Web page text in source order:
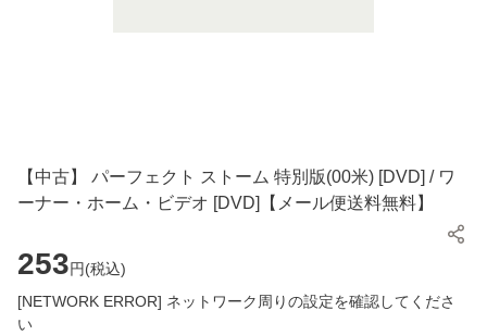
【中古】 パーフェクト ストーム 特別版(00米) [DVD] / ワ
ーナー・ホーム・ビデオ [DVD]【メール便送料無料】
253円(税込)
[NETWORK ERROR] ネットワーク周りの設定を確認してくださ
い